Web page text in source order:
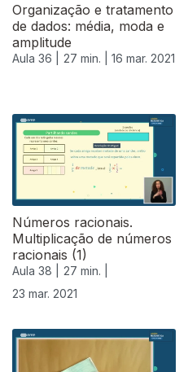
Organização e tratamento
de dados: média, moda e
amplitude
Aula 36 | 27 min. | 16 mar. 2021
Números racionais.
Multiplicação de números
racionais (1)
Aula 38 |
27 min. |
23 mar. 2021